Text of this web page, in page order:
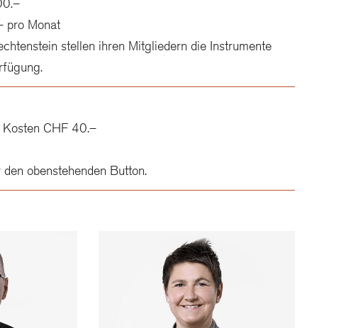
pro Monat
stellen ihren Mitgliedern die Instrumente
CHF 40.–
obenstehenden Button.